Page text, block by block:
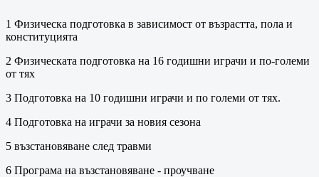
1 Физическа подготовка в зависимост от възрастта, пола и
конституцията
2 Физическата подготовка на 16 годишни играчи и по-големи
от тях
3 Подготовка на 10 годишни играчи и по големи от тях.
4 Подготовка на играчи за новия сезона
5 възстановяване след травми
6 Програма на възстановяване - проучване